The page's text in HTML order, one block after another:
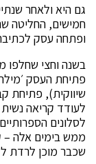
גם היא ולאחר
חמישים, החליטה
ופתחה עסק
בשנה וחצי
פתיחת העסק
שיווקית), פתיחת
לסלונים
ממש בימים אלה –
שכבר מוכן לרדת